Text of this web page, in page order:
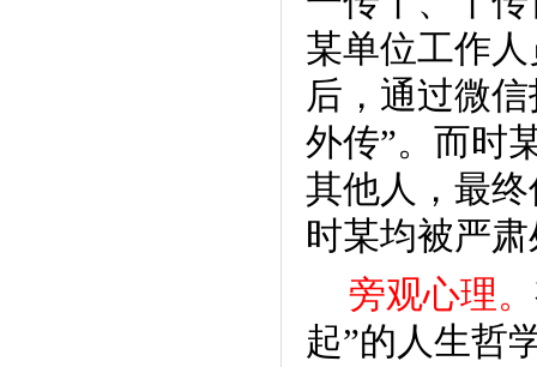
某单位工作
后，通过微
外传”。而时
其他人，最
时某均被严
旁观心理。
起”的人生哲